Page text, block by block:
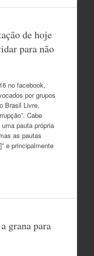
de hoje
para não
no facebook,
por grupos
Brasil Livre,
Cabe
pauta própria
as pautas
e principalmente
grana para